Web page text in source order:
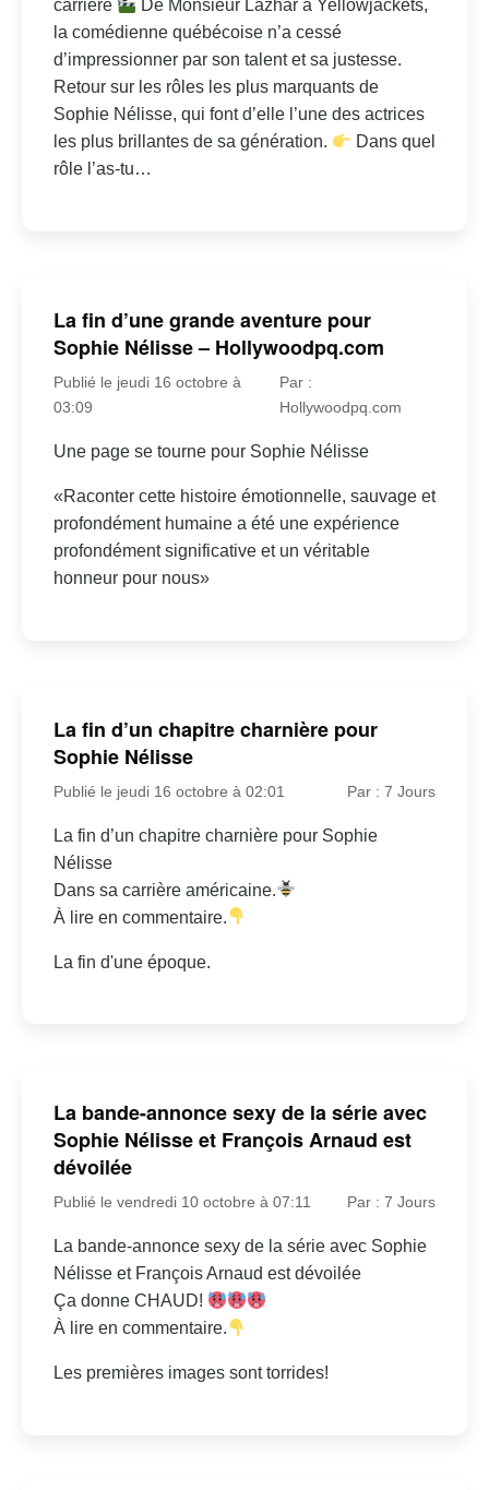
carrière
De Monsieur Lazhar à Yellowjackets,
la comédienne québécoise n’a cessé
d’impressionner par son talent et sa justesse.
Retour sur les rôles les plus marquants de
Sophie Nélisse, qui font d’elle l’une des actrices
les plus brillantes de sa génération.
Dans quel
rôle l’as-tu…
La fin d’une grande aventure pour
Sophie Nélisse – Hollywoodpq.com
Publié le jeudi 16 octobre à
03:09
Par :
Hollywoodpq.com
Une page se tourne pour Sophie Nélisse
«Raconter cette histoire émotionnelle, sauvage et
profondément humaine a été une expérience
profondément significative et un véritable
honneur pour nous»
La fin d’un chapitre charnière pour
Sophie Nélisse
Publié le jeudi 16 octobre à 02:01 Par : 7 Jours
La fin d’un chapitre charnière pour Sophie
Nélisse
Dans sa carrière américaine.
À lire en commentaire.
La fin d'une époque.
La bande-annonce sexy de la série avec
Sophie Nélisse et François Arnaud est
dévoilée
Publié le vendredi 10 octobre à 07:11 Par : 7 Jours
La bande-annonce sexy de la série avec Sophie
Nélisse et François Arnaud est dévoilée
Ça donne CHAUD!
À lire en commentaire.
Les premières images sont torrides!